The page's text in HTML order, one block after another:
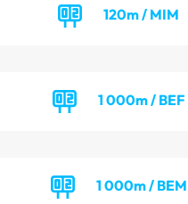
120m / MIM
1 000m / BEF
1 000m / BEM